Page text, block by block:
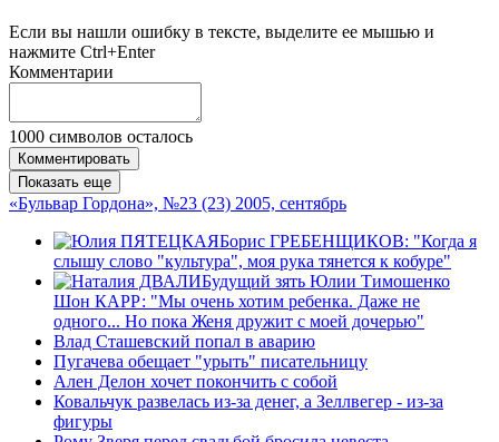
Если вы нашли ошибку в тексте, выделите ее мышью и
нажмите Ctrl+Enter
Комментарии
1000 символов осталось
Комментировать
Показать еще
«Бульвар Гордона», №23 (23) 2005, сентябрь
Борис ГРЕБЕНЩИКОВ: "Когда я
слышу слово "культура", моя рука тянется к кобуре"
Будущий зять Юлии Тимошенко
Шон КАРР: "Мы очень хотим ребенка. Даже не
одного... Но пока Женя дружит с моей дочерью"
Влад Сташевский попал в аварию
Пугачева обещает "урыть" писательницу
Ален Делон хочет покончить с собой
Ковальчук развелась из-за денег, а Зеллвегер - из-за
фигуры